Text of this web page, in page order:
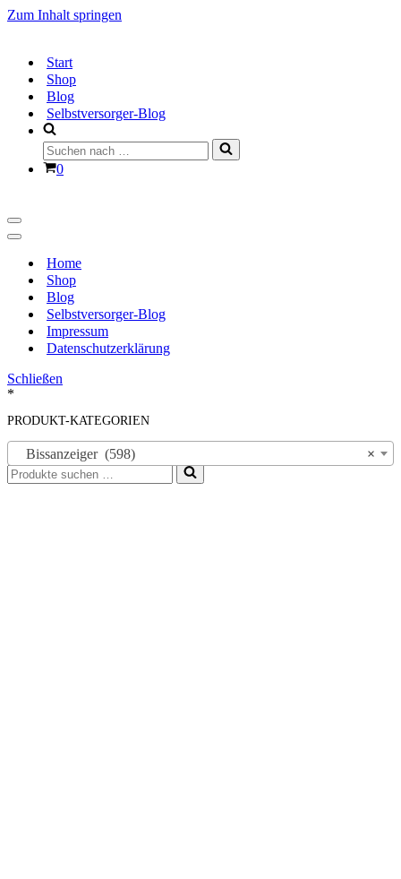
Zum Inhalt springen
Start
Shop
Blog
Selbstversorger-Blog
Suchen
nach …
Warenkorb
0
Navigationsmenü
Navigationsmenü
Home
Shop
Blog
Selbstversorger-Blog
Impressum
Datenschutzerklärung
Schließen
*
PRODUKT-KATEGORIEN
×
Bissanzeiger (598)
Suchen
nach …